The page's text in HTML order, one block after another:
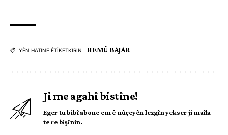
YÊN HATINE ÊTÎKETKIRIN HEMÛ BAJAR
Ji me agahî bistîne!
Eger tu bibî abone em ê nûçeyên lezgîn yekser ji maîla
te re bişînin.